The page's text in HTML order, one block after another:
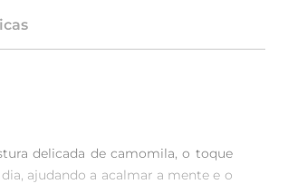
delicada de camomila, o toque
ajudando a acalmar a mente e o